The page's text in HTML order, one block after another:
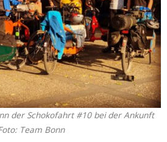
der Schokofahrt #10 bei der Ankunft
Team Bonn